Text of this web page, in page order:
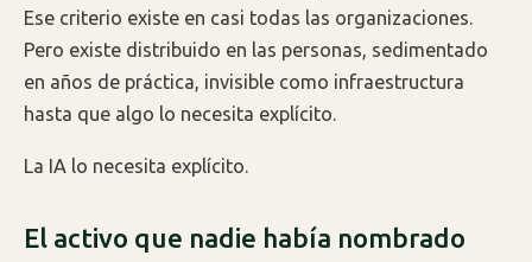
Ese criterio existe en casi todas las organizaciones.
Pero existe distribuido en las personas, sedimentado
en años de práctica, invisible como infraestructura
hasta que algo lo necesita explícito.
La IA lo necesita explícito.
El activo que nadie había nombrado